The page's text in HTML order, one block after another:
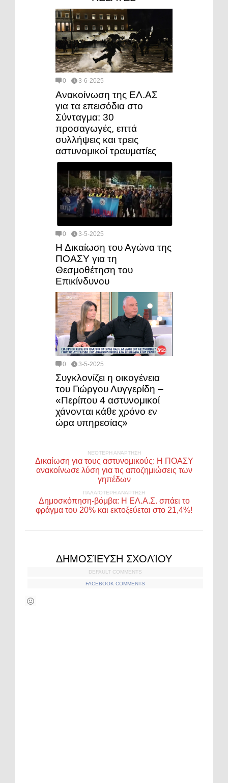
0 3-6-2025
Ανακοίνωση της ΕΛ.ΑΣ
για τα επεισόδια στο
Σύνταγμα: 30
προσαγωγές, επτά
συλλήψεις και τρεις
αστυνομικοί τραυματίες
0 3-5-2025
Η Δικαίωση του Αγώνα της
ΠΟΑΣΥ για τη
Θεσμοθέτηση του
Επικίνδυνου
0 3-5-2025
Συγκλονίζει η οικογένεια
του Γιώργου Λυγγερίδη –
«Περίπου 4 αστυνομικοί
χάνονται κάθε χρόνο εν
ώρα υπηρεσίας»
ΝΕΌΤΕΡΗ ΑΝΆΡΤΗΣΗ
Δικαίωση για τους αστυνομικούς: Η ΠΟΑΣΥ
ανακοίνωσε λύση για τις αποζημιώσεις των
γηπέδων
ΠΑΛΑΙΌΤΕΡΗ ΑΝΆΡΤΗΣΗ
Δημοσκόπηση-βόμβα: Η ΕΛ.Α.Σ. σπάει το
φράγμα του 20% και εκτοξεύεται στο 21,4%!
ΔΗΜΟΣΊΕΥΣΗ ΣΧΟΛΊΟΥ
DEFAULT COMMENTS
FACEBOOK COMMENTS